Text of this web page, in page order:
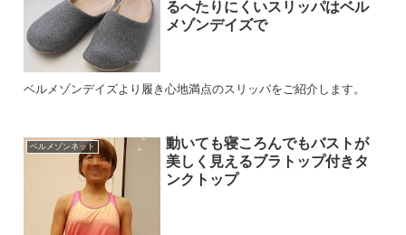
るへたりにくいスリッパはベル
メゾンデイズで
ベルメゾンデイズより履き心地満点のスリッパをご紹介します。
ベルメゾンネット
動いても寝ころんでもバストが
美しく見えるブラトップ付きタ
ンクトップ